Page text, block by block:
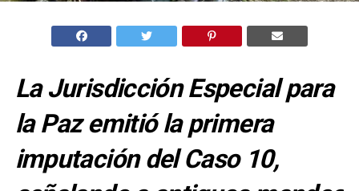
La Jurisdicción Especial para
la Paz emitió la primera
imputación del Caso 10,